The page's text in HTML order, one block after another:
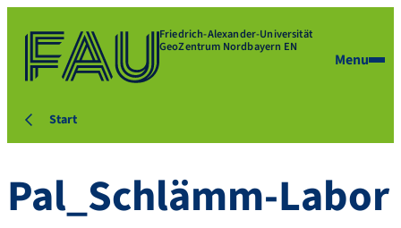
Friedrich-Alexander-Universität
GeoZentrum Nordbayern EN
Menu
Start
Pal_Schlämm-Labor